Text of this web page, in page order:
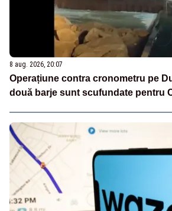
8 aug. 2026, 20:07
Operațiune contra cronometru pe
două barje sunt scufundate pentru